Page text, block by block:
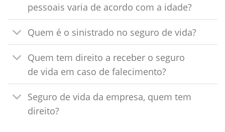
pessoais varia de acordo com a idade?
Quem é o sinistrado no seguro de vida?
Quem tem direito a receber o seguro
de vida em caso de falecimento?
Seguro de vida da empresa, quem tem
direito?